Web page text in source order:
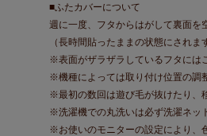
■ふたカバーについて
週に一度、フタからはがして裏面を
（長時間貼ったままの状態にされ
※表面がザラザラしているフタには
※機種によっては取り付け位置の調
※最初の数回は遊び毛が抜けたり、
※洗濯機での丸洗いは必ず洗濯ネッ
※お使いのモニターの設定により、